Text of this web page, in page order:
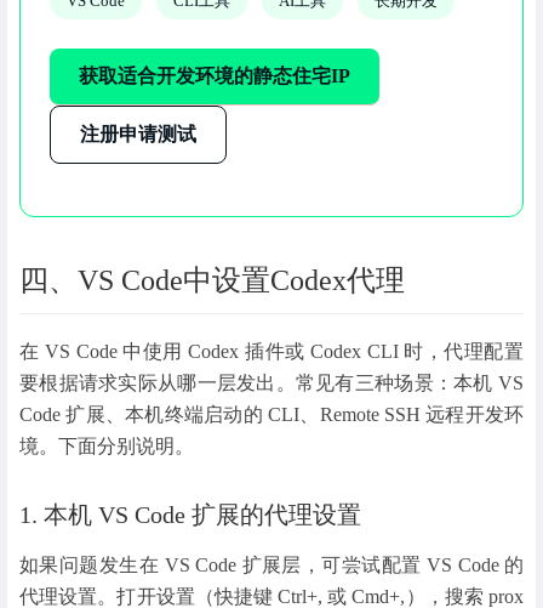
获取适合开发环境的静态住宅IP
注册申请测试
四、VS Code中设置Codex代理
在 VS Code 中使用 Codex 插件或 Codex CLI 时，代理配置
要根据请求实际从哪一层发出。常见有三种场景：本机 VS
Code 扩展、本机终端启动的 CLI、Remote SSH 远程开发环
境。下面分别说明。
1. 本机 VS Code 扩展的代理设置
如果问题发生在 VS Code 扩展层，可尝试配置 VS Code 的
代理设置。打开设置（快捷键 Ctrl+, 或 Cmd+,），搜索 prox